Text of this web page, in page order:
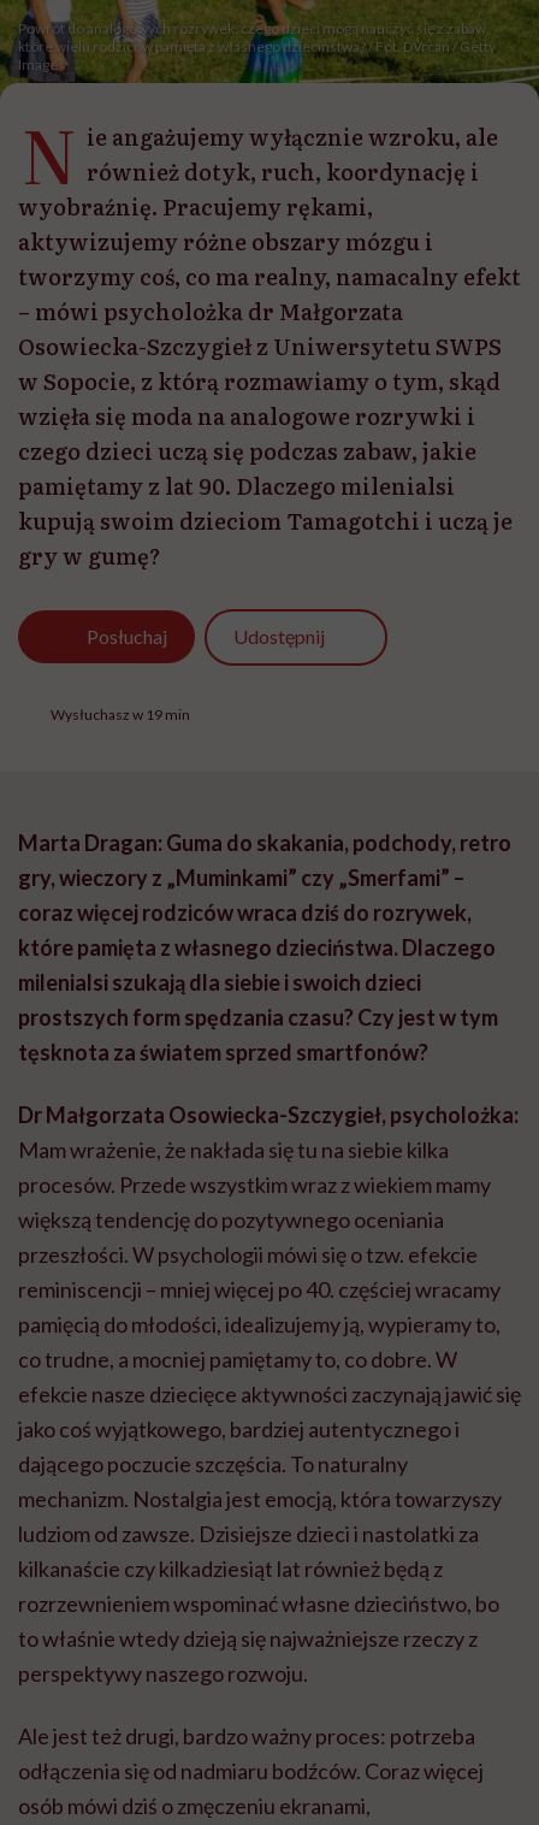
Powrót do analogowych rozrywek: czego dzieci mogą nauczyć się z zabaw,
które wielu rodziców pamięta z własnego dzieciństwa? / Fot. DVrcan / Getty
Images
N ie angażujemy wyłącznie wzroku, ale
również dotyk, ruch, koordynację i
wyobraźnię. Pracujemy rękami,
aktywizujemy różne obszary mózgu i
tworzymy coś, co ma realny, namacalny efekt
– mówi psycholożka dr Małgorzata
Osowiecka-Szczygieł z Uniwersytetu SWPS
w Sopocie, z którą rozmawiamy o tym, skąd
wzięła się moda na analogowe rozrywki i
czego dzieci uczą się podczas zabaw, jakie
pamiętamy z lat 90. Dlaczego milenialsi
kupują swoim dzieciom Tamagotchi i uczą je
gry w gumę?
Posłuchaj Udostępnij
Wysłuchasz w 19 min
Marta Dragan: Guma do skakania, podchody, retro
gry, wieczory z „Muminkami” czy „Smerfami” –
coraz więcej rodziców wraca dziś do rozrywek,
które pamięta z własnego dzieciństwa. Dlaczego
milenialsi szukają dla siebie i swoich dzieci
prostszych form spędzania czasu? Czy jest w tym
tęsknota za światem sprzed smartfonów?
Dr Małgorzata Osowiecka-Szczygieł, psycholożka:
Mam wrażenie, że nakłada się tu na siebie kilka
procesów. Przede wszystkim wraz z wiekiem mamy
większą tendencję do pozytywnego oceniania
przeszłości. W psychologii mówi się o tzw. efekcie
reminiscencji – mniej więcej po 40. częściej wracamy
pamięcią do młodości, idealizujemy ją, wypieramy to,
co trudne, a mocniej pamiętamy to, co dobre. W
efekcie nasze dziecięce aktywności zaczynają jawić się
jako coś wyjątkowego, bardziej autentycznego i
dającego poczucie szczęścia. To naturalny
mechanizm. Nostalgia jest emocją, która towarzyszy
ludziom od zawsze. Dzisiejsze dzieci i nastolatki za
kilkanaście czy kilkadziesiąt lat również będą z
rozrzewnieniem wspominać własne dzieciństwo, bo
to właśnie wtedy dzieją się najważniejsze rzeczy z
perspektywy naszego rozwoju.
Ale jest też drugi, bardzo ważny proces: potrzeba
odłączenia się od nadmiaru bodźców. Coraz więcej
osób mówi dziś o zmęczeniu ekranami,